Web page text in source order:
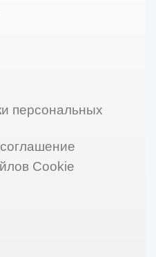
персональных
Cookie